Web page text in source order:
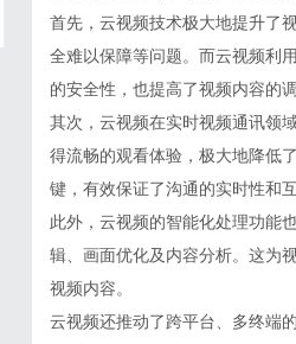
首先，云视频技术极大地提升了
全难以保障等问题。而云视频利
的安全性，也提高了视频内容的调
其次，云视频在实时视频通讯领
得流畅的观看体验，极大地降低
键，有效保证了沟通的实时性和
此外，云视频的智能化处理功能
辑、画面优化及内容分析。这为
视频内容。
云视频还推动了跨平台、多终端